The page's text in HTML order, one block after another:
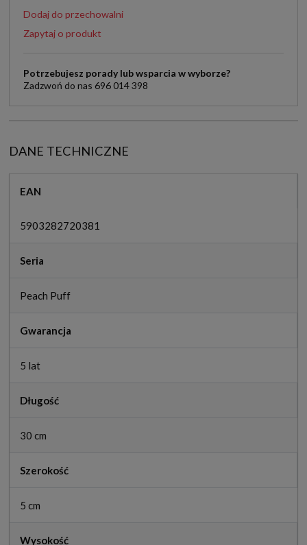
Dodaj do przechowalni
Zapytaj o produkt
Potrzebujesz porady lub wsparcia w wyborze?
Zadzwoń do nas 696 014 398
DANE TECHNICZNE
EAN
5903282720381
Seria
Peach Puff
Gwarancja
5 lat
Długość
30 cm
Szerokość
5 cm
Wysokość